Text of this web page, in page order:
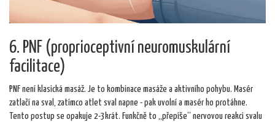
6. PNF (proprioceptivní neuromuskulární
facilitace)
PNF není klasická masáž. Je to kombinace masáže a aktivního pohybu. Masér
zatlačí na sval, zatímco atlet sval napne - pak uvolní a masér ho protáhne.
Tento postup se opakuje 2-3krát. Funkčně to „přepíše“ nervovou reakci svalu